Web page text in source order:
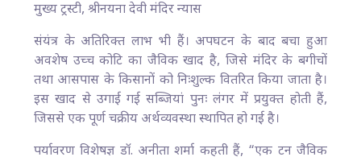
मुख्य ट्रस्टी, श्रीनयना देवी मंदिर न्यास
संयंत्र के अतिरिक्त लाभ भी हैं। अपघटन के बाद बचा हुआ
अवशेष उच्च कोटि का जैविक खाद है, जिसे मंदिर के बगीचों
तथा आसपास के किसानों को निःशुल्क वितरित किया जाता है।
इस खाद से उगाई गई सब्जियां पुनः लंगर में प्रयुक्त होती हैं,
जिससे एक पूर्ण चक्रीय अर्थव्यवस्था स्थापित हो गई है।
पर्यावरण विशेषज्ञ डॉ. अनीता शर्मा कहती हैं, “एक टन जैविक